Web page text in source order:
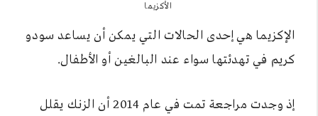
الأكزيما
الإكزيما هي إحدى الحالات التي يمكن أن يساعد سودو
كريم في تهدئتها سواء عند البالغين أو الأطفال.
إذ وجدت مراجعة تمت في عام 2014 أن الزنك يقلل